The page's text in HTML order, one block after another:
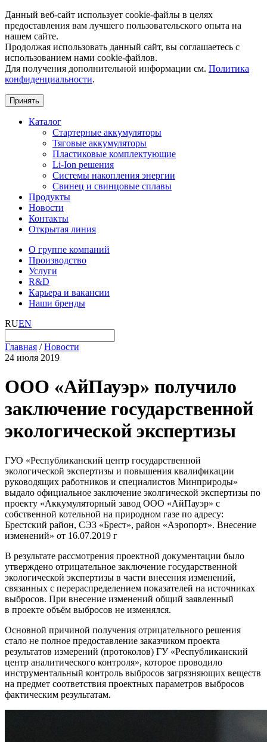
Данный веб-сайт использует cookie-файлы в целях
предоставления вам лучшего пользовательского опыта на
нашем сайте.
Продолжая использовать данный сайт, вы соглашаетесь с
использованием нами cookie-файлов.
Для получения дополнительной информации см. Политика
конфиденциальности.
Принять
Каталог
Стартерные аккумуляторы
Тяговые аккумуляторы
Пластиковые комплектующие
Li-Ion решения
Системы накопления энергии
Свинец и свинцовые сплавы
Продукты
Новости
Контакты
Открытая линия
О группе компаний
Производство
Услуги
R&D
Карьера и вакансии
Наши бренды
RUEN
Главная /Новости
24 июля 2019
ООО «АйПауэр» получило
заключение государственной
экологической экспертизы
ГУО «Республиканский центр государственной
экологической экспертизы и повышения квалификации
руководящих работников и специалистов Минприроды»
выдало официальное заключение эколгической экспертизы по
проекту «Аккумуляторный завод ООО «АйПауэр» с
собственной котельной на природном газе по адресу:
Брестский район, СЭЗ «Брест», район «Аэропорт». Внесение
изменений» от 16.07.2019 г
В результате рассмотрения проектной документации было
утверждено отрицательное заключение государственной
экологической экспертизы в части внесения изменений,
связанных с перераспределением показателей на источниках
выбросов. При внесение изменений общий заявленный
в проекте объём выбросов не изменялся.
Основной причиной получения отрицательного решения
стало не полное предоставление заказчиком проекта
результатов измерений (протоколов) ГУ «Республиканский
центр аналитического контроля», которое проводило
инструментальный контроль выбросов загрязняющих веществ
на предмет соответствия проектных параметров выбросов
фактическим результатам.